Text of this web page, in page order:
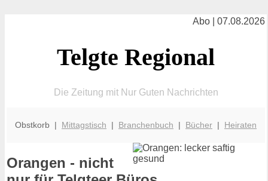
Abo | 07.08.2026
Telgte Regional
Die Zeitung mit Nur Guten Nachrichten
Obstkorb | Mittagstisch | Branchenbuch | Bücher | Heiraten
Orangen - nicht